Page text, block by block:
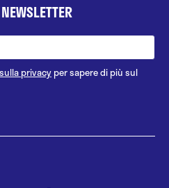
privacy per sapere di più sul